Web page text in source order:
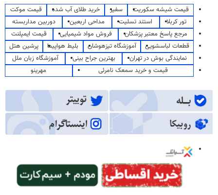
قیمت شیشه سکوریت سفیر خرید طلای آب شده
قیمت موکت
تور کربلا
استند تسلیت مداحی اربعین
دوربین مداربسته
مرجع پاسخ معتبر پزشکان
فروش مواد شیمیایی
قیمت ایمپلنت
قطعات لباسشویی
آموزشگاه تیزهوشان بلیط هواپیما
پرشین هتل
نمایندگی بوش در تهران
بهترین جراح بینی
آموزشگاه زبان ملل
قیمت و خرید سمعک نامرئی
مهرینو